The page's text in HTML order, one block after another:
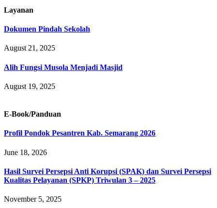
Layanan
Dokumen Pindah Sekolah
August 21, 2025
Alih Fungsi Musola Menjadi Masjid
August 19, 2025
E-Book/Panduan
Profil Pondok Pesantren Kab. Semarang 2026
June 18, 2026
Hasil Survei Persepsi Anti Korupsi (SPAK) dan Survei Persepsi
Kualitas Pelayanan (SPKP) Triwulan 3 – 2025
November 5, 2025